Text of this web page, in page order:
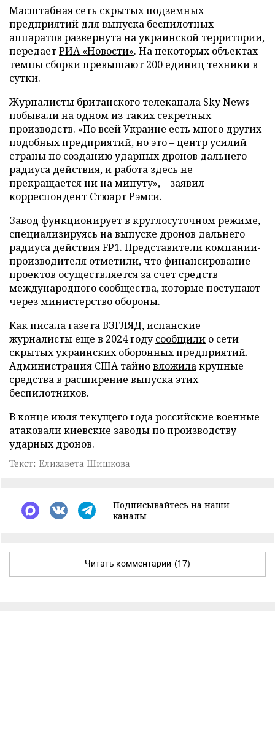
Масштабная сеть скрытых подземных
предприятий для выпуска беспилотных
аппаратов развернута на украинской территории,
передаетРИА «Новости». На некоторых объектах
темпы сборки превышают 200 единиц техники в
сутки.
Журналисты британского телеканала Sky News
побывали на одном из таких секретных
производств. «По всей Украине есть много других
подобных предприятий, но это – центр усилий
страны по созданию ударных дронов дальнего
радиуса действия, и работа здесь не
прекращается ни на минуту», – заявил
корреспондент Стюарт Рэмси.
Завод функционирует в круглосуточном режиме,
специализируясь на выпуске дронов дальнего
радиуса действия FP1. Представители компании-
производителя отметили, что финансирование
проектов осуществляется за счет средств
международного сообщества, которые поступают
через министерство обороны.
Как писала газета ВЗГЛЯД, испанские
журналисты еще в 2024 годусообщили о сети
скрытых украинских оборонных предприятий.
Администрация США тайновложилакрупные
средства в расширение выпуска этих
беспилотников.
В конце июля текущего года российские военные
атаковаликиевские заводы по производству
ударных дронов.
Текст: Елизавета Шишкова
Подписывайтесь на наши
каналы
Читать комментарии (17)